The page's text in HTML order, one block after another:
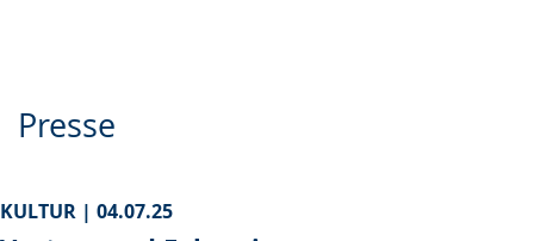
Presse
KULTUR | 04.07.25